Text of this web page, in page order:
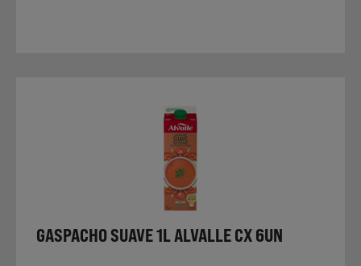
GASPACHO SUAVE 1L ALVALLE CX 6UN